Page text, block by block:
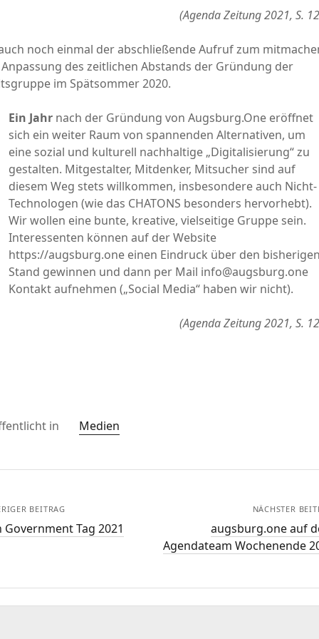
(Agenda Zeitung 2021, S.
noch einmal der abschließende Aufruf zum
des zeitlichen Abstands der Gründung der
im Spätsommer 2020.
Ein Jahr nach der Gründung von Augsburg.One eröffnet
sich ein weiter Raum von spannenden Alternativen, um
eine sozial und kulturell nachhaltige „Digitalisierung“ zu
gestalten. Mitgestalter, Mitdenker, Mitsucher sind auf
diesem Weg stets willkommen, insbesondere auch Nicht-
Technologen (wie das CHATONS besonders hervorhebt).
Wir wollen eine bunte, kreative, vielseitige Gruppe sein.
Interessenten können auf der Website
https://augsburg.one einen Eindruck über den bisherigen
Stand gewinnen und dann per Mail info@augsburg.one
Kontakt aufnehmen („Social Media“ haben wir nicht).
(Agenda Zeitung 2021, S.
in Medien
BEITRAG
Government Tag 2021
NÄCHSTER
augsburg.one auf
Agendateam Wochenende